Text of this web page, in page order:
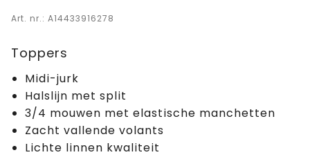
Art. nr.: A14433916278
Toppers
Midi-jurk
Halslijn met split
3/4 mouwen met elastische manchetten
Zacht vallende volants
Lichte linnen kwaliteit